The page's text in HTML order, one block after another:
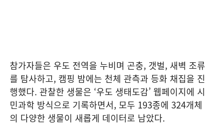
참가자들은 우도 전역을 누비며 곤충, 갯벌, 새벽 조류
를 탐사하고, 캠핑 밤에는 천체 관측과 등화 채집을 진
행했다. 관찰한 생물은 ‘우도 생태도감’ 웹페이지에 시
민과학 방식으로 기록하면서, 모두 193종에 324개체
의 다양한 생물이 새롭게 데이터로 남았다.